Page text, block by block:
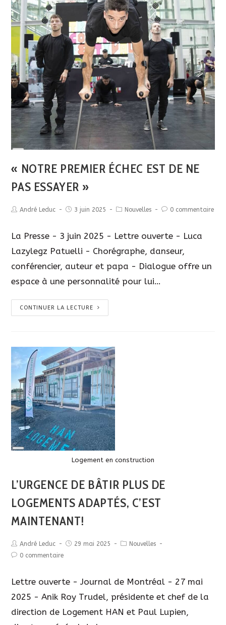
Luca Lazylegz Patuelli
« NOTRE PREMIER ÉCHEC EST DE NE
PAS ESSAYER »
André Leduc 3 juin 2025 Nouvelles 0 commentaire
La Presse - 3 juin 2025 - Lettre ouverte - Luca
Lazylegz Patuelli - Chorégraphe, danseur,
conférencier, auteur et papa - Dialogue offre un
espace à une personnalité pour lui…
CONTINUER LA LECTURE
Long
Logement en construction
L’URGENCE DE BÂTIR PLUS DE
LOGEMENTS ADAPTÉS, C’EST
MAINTENANT!
André Leduc 29 mai 2025
Nouvelles
0 commentaire
Lettre ouverte - Journal de Montréal - 27 mai
2025 - Anik Roy Trudel, présidente et chef de la
direction de Logement HAN et Paul Lupien,